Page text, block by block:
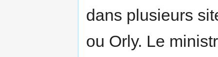
dans plusieurs
ou Orly. Le